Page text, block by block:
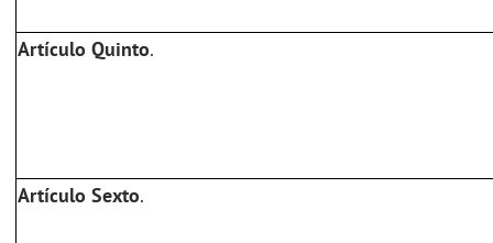
Artículo Quinto.
Artículo Sexto.